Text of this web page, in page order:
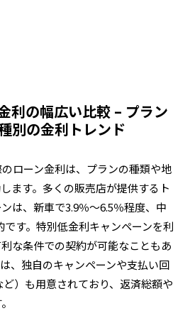
利の幅広い比較 – プラン
別の金利トレンド
ローン金利は、プランの種類や地
ます。多くの販売店が提供するト
は、新車で3.9％～6.5％程度、中
す。特別低金利キャンペーンを利
な条件での契約が可能なこともあ
、独自のキャンペーンや支払い回
）も用意されており、返済総額や